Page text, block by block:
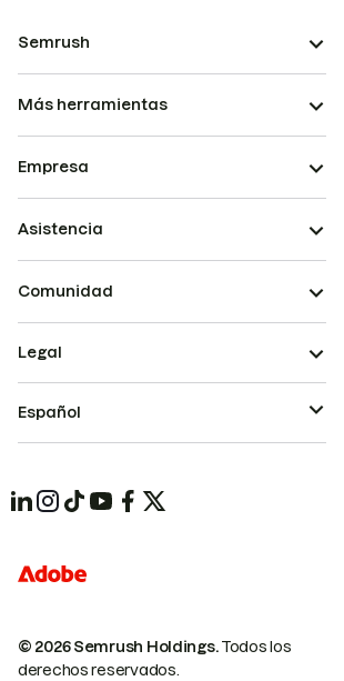
Semrush
Más herramientas
Empresa
Asistencia
Comunidad
© 2026 Semrush Holdings.Todos los
derechos reservados.
Legal
Español